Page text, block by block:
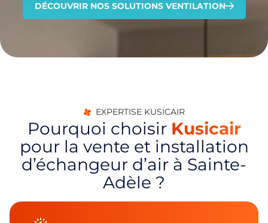
DÉCOUVRIR NOS SOLUTIONS VENTILATION
EXPERTISE KUSICAIR
Pourquoi choisir Kusicair
pour la vente et installation
d’échangeur d’air à Sainte-
Adèle ?